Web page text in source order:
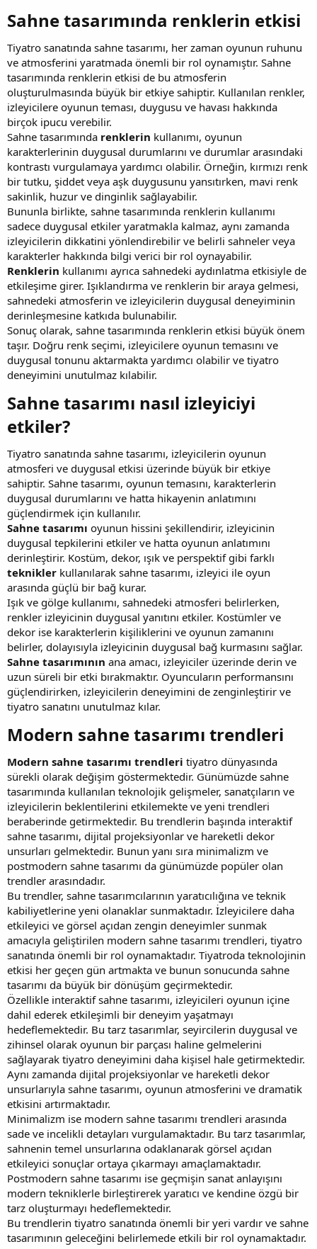
Sahne tasarımında renklerin etkisi​
Tiyatro sanatında sahne tasarımı, her zaman oyunun ruhunu
ve atmosferini yaratmada önemli bir rol oynamıştır. Sahne
tasarımında renklerin etkisi de bu atmosferin
oluşturulmasında büyük bir etkiye sahiptir. Kullanılan renkler,
izleyicilere oyunun teması, duygusu ve havası hakkında
birçok ipucu verebilir.
Sahne tasarımında renklerin kullanımı, oyunun
karakterlerinin duygusal durumlarını ve durumlar arasındaki
kontrastı vurgulamaya yardımcı olabilir. Örneğin, kırmızı renk
bir tutku, şiddet veya aşk duygusunu yansıtırken, mavi renk
sakinlik, huzur ve dinginlik sağlayabilir.
Bununla birlikte, sahne tasarımında renklerin kullanımı
sadece duygusal etkiler yaratmakla kalmaz, aynı zamanda
izleyicilerin dikkatini yönlendirebilir ve belirli sahneler veya
karakterler hakkında bilgi verici bir rol oynayabilir.
Renklerin kullanımı ayrıca sahnedeki aydınlatma etkisiyle de
etkileşime girer. Işıklandırma ve renklerin bir araya gelmesi,
sahnedeki atmosferin ve izleyicilerin duygusal deneyiminin
derinleşmesine katkıda bulunabilir.
Sonuç olarak, sahne tasarımında renklerin etkisi büyük önem
taşır. Doğru renk seçimi, izleyicilere oyunun temasını ve
duygusal tonunu aktarmakta yardımcı olabilir ve tiyatro
deneyimini unutulmaz kılabilir.
Sahne tasarımı nasıl izleyiciyi
etkiler?​
Tiyatro sanatında sahne tasarımı, izleyicilerin oyunun
atmosferi ve duygusal etkisi üzerinde büyük bir etkiye
sahiptir. Sahne tasarımı, oyunun temasını, karakterlerin
duygusal durumlarını ve hatta hikayenin anlatımını
güçlendirmek için kullanılır.
Sahne tasarımı oyunun hissini şekillendirir, izleyicinin
duygusal tepkilerini etkiler ve hatta oyunun anlatımını
derinleştirir. Kostüm, dekor, ışık ve perspektif gibi farklı
teknikler kullanılarak sahne tasarımı, izleyici ile oyun
arasında güçlü bir bağ kurar.
Işık ve gölge kullanımı, sahnedeki atmosferi belirlerken,
renkler izleyicinin duygusal yanıtını etkiler. Kostümler ve
dekor ise karakterlerin kişiliklerini ve oyunun zamanını
belirler, dolayısıyla izleyicinin duygusal bağ kurmasını sağlar.
Sahne tasarımının ana amacı, izleyiciler üzerinde derin ve
uzun süreli bir etki bırakmaktır. Oyuncuların performansını
güçlendirirken, izleyicilerin deneyimini de zenginleştirir ve
tiyatro sanatını unutulmaz kılar.
Modern sahne tasarımı trendleri​
Modern sahne tasarımı trendleri tiyatro dünyasında
sürekli olarak değişim göstermektedir. Günümüzde sahne
tasarımında kullanılan teknolojik gelişmeler, sanatçıların ve
izleyicilerin beklentilerini etkilemekte ve yeni trendleri
beraberinde getirmektedir. Bu trendlerin başında interaktif
sahne tasarımı, dijital projeksiyonlar ve hareketli dekor
unsurları gelmektedir. Bunun yanı sıra minimalizm ve
postmodern sahne tasarımı da günümüzde popüler olan
trendler arasındadır.
Bu trendler, sahne tasarımcılarının yaratıcılığına ve teknik
kabiliyetlerine yeni olanaklar sunmaktadır. İzleyicilere daha
etkileyici ve görsel açıdan zengin deneyimler sunmak
amacıyla geliştirilen modern sahne tasarımı trendleri, tiyatro
sanatında önemli bir rol oynamaktadır. Tiyatroda teknolojinin
etkisi her geçen gün artmakta ve bunun sonucunda sahne
tasarımı da büyük bir dönüşüm geçirmektedir.
Özellikle interaktif sahne tasarımı, izleyicileri oyunun içine
dahil ederek etkileşimli bir deneyim yaşatmayı
hedeflemektedir. Bu tarz tasarımlar, seyircilerin duygusal ve
zihinsel olarak oyunun bir parçası haline gelmelerini
sağlayarak tiyatro deneyimini daha kişisel hale getirmektedir.
Aynı zamanda dijital projeksiyonlar ve hareketli dekor
unsurlarıyla sahne tasarımı, oyunun atmosferini ve dramatik
etkisini artırmaktadır.
Minimalizm ise modern sahne tasarımı trendleri arasında
sade ve incelikli detayları vurgulamaktadır. Bu tarz tasarımlar,
sahnenin temel unsurlarına odaklanarak görsel açıdan
etkileyici sonuçlar ortaya çıkarmayı amaçlamaktadır.
Postmodern sahne tasarımı ise geçmişin sanat anlayışını
modern tekniklerle birleştirerek yaratıcı ve kendine özgü bir
tarz oluşturmayı hedeflemektedir.
Bu trendlerin tiyatro sanatında önemli bir yeri vardır ve sahne
tasarımının geleceğini belirlemede etkili bir rol oynamaktadır.